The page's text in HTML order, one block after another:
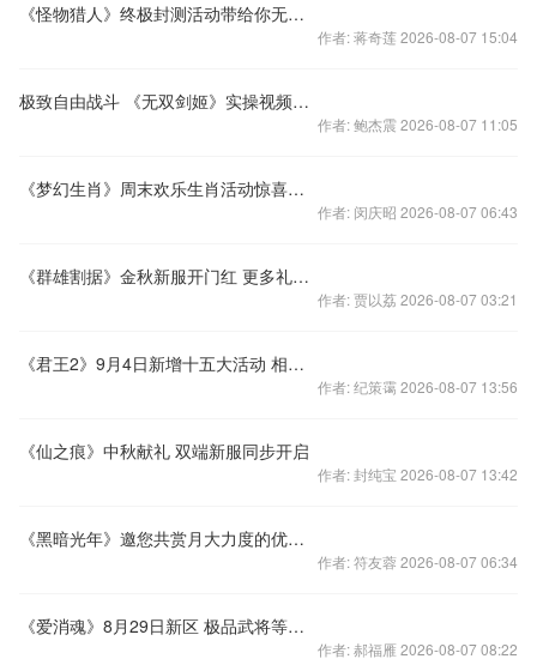
《怪物猎人》终极封测活动带给你无穷惊喜
作者: 蒋奇莲 2026-08-07 15:04
极致自由战斗 《无双剑姬》实操视频曝光
作者: 鲍杰震 2026-08-07 11:05
《梦幻生肖》周末欢乐生肖活动惊喜大放送
作者: 闵庆昭 2026-08-07 06:43
《群雄割据》金秋新服开门红 更多礼包疯狂送
作者: 贾以荔 2026-08-07 03:21
《君王2》9月4日新增十五大活动 相约中秋
作者: 纪策霭 2026-08-07 13:56
《仙之痕》中秋献礼 双端新服同步开启
作者: 封纯宝 2026-08-07 13:42
《黑暗光年》邀您共赏月大力度的优惠活动等着您
作者: 符友蓉 2026-08-07 06:34
《爱消魂》8月29日新区 极品武将等你来拿
作者: 郝福雁 2026-08-07 08:22